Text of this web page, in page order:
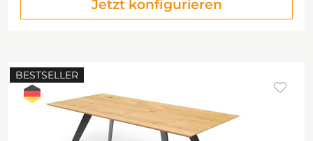
Jetzt konfigurieren
BESTSELLER